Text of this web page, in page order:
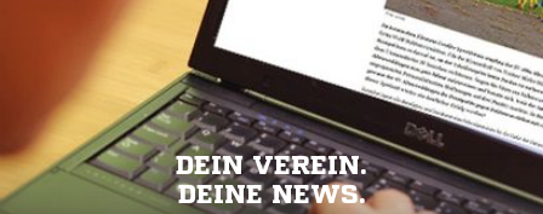
DEIN VEREIN.
DEINE NEWS.